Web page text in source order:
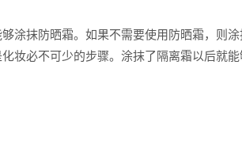
涂抹防晒霜。如果不需要使用防晒霜，则涂
妆必不可少的步骤。涂抹了隔离霜以后就能